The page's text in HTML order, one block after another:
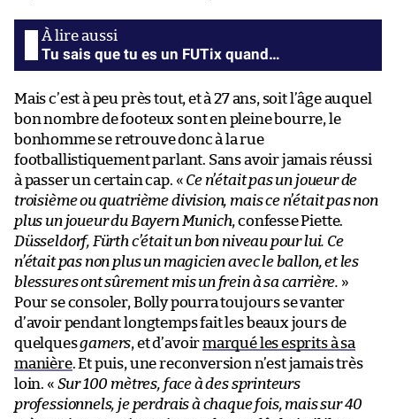
Tu sais que tu es un FUTix quand…
Mais c’est à peu près tout, et à 27 ans, soit l’âge auquel
bon nombre de footeux sont en pleine bourre, le
bonhomme se retrouve donc à la rue
footballistiquement parlant. Sans avoir jamais réussi
à passer un certain cap. « Ce n’était pas un joueur de
troisième ou quatrième division, mais ce n’était pas non
plus un joueur du Bayern Munich, confesse Piette.
Düsseldorf, Fürth c’était un bon niveau pour lui. Ce
n’était pas non plus un magicien avec le ballon, et les
blessures ont sûrement mis un frein à sa carrière. »
Pour se consoler, Bolly pourra toujours se vanter
d’avoir pendant longtemps fait les beaux jours de
quelquesgamers, et d’avoirmarqué les esprits à sa
manière. Et puis, une reconversion n’est jamais très
loin. « Sur 100 mètres, face à des sprinteurs
professionnels, je perdrais à chaque fois, mais sur 40